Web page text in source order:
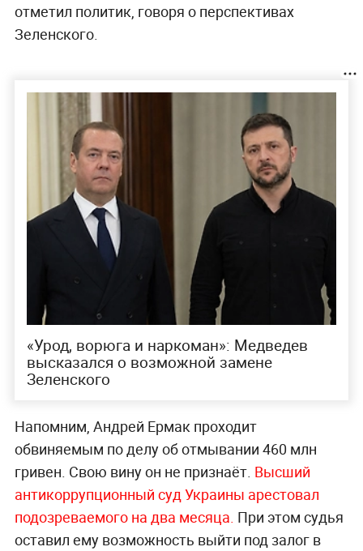
отметил политик, говоря о перспективах
Зеленского.
«‎Урод, ворюга и наркоман»: Медведев
высказался о возможной замене
Зеленского
Напомним, Андрей Ермак проходит
обвиняемым по делу об отмывании 460 млн
гривен. Свою вину он не признаёт. Высший
антикоррупционный суд Украины арестовал
подозреваемого на два месяца. При этом судья
оставил ему возможность выйти под залог в